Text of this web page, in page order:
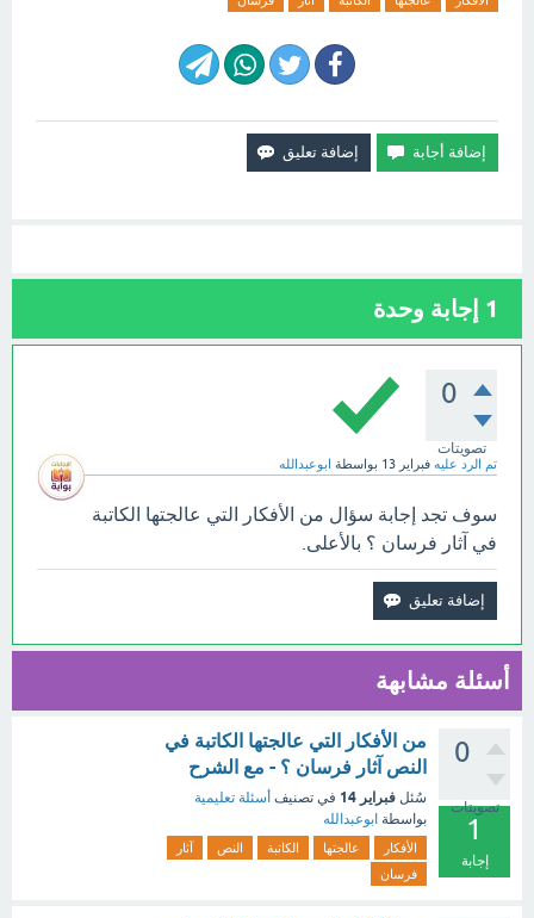
1 إجابة وحدة
0
تصويتات
تم الرد عليه فبراير 13 بواسطة ابوعبدالله
سوف تجد إجابة سؤال من الأفكار التي عالجتها الكاتبة
في آثار فرسان ؟ بالأعلى.
أسئلة مشابهة
0
تصويتات
1
إجابة
من الأفكار التي عالجتها الكاتبة في
النص آثار فرسان ؟ - مع الشرح
سُئل فبراير 14 في تصنيف أسئلة تعليمية
بواسطة ابوعبدالله
الأفكار عالجتها الكاتبة النص
آثار
فرسان